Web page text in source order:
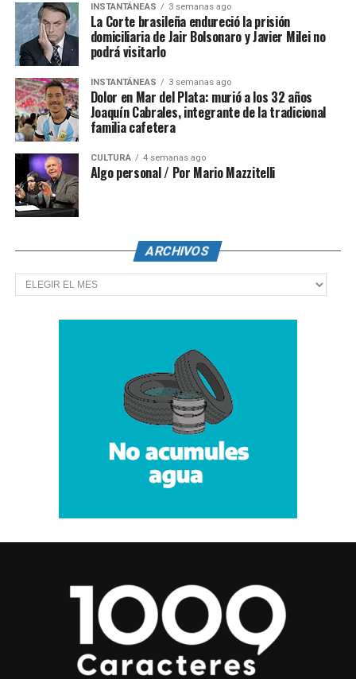
INSTANTÁNEAS 3 semanas ago
La Corte brasileña endureció la prisión
domiciliaria de Jair Bolsonaro y Javier Milei no
podrá visitarlo
INSTANTÁNEAS 3 semanas ago
Dolor en Mar del Plata: murió a los 32 años
Joaquín Cabrales, integrante de la tradicional
familia cafetera
CULTURA 4 semanas ago
Algo personal / Por Mario Mazzitelli
ARCHIVOS
Archivos